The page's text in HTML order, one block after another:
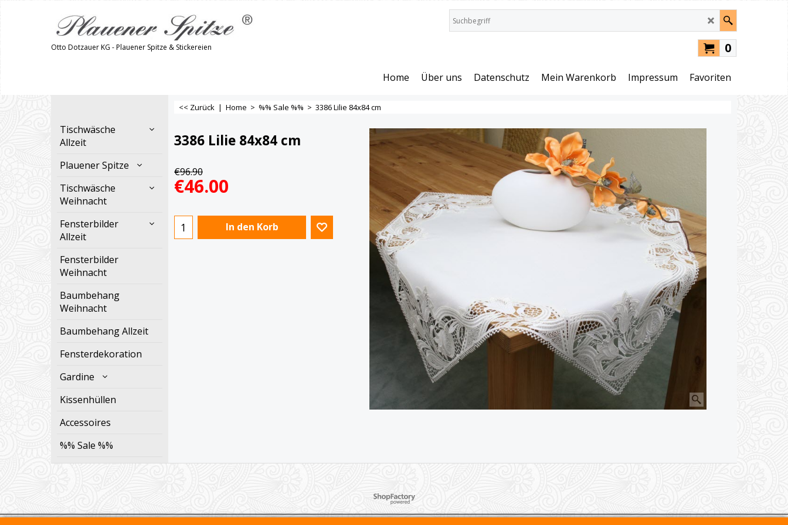
Otto Dotzauer KG - Plauener Spitze & Stickereien 0
Home Über uns Datenschutz Mein Warenkorb Impressum Favoriten
Tischwäsche
Allzeit
Plauener Spitze
Tischwäsche
Weihnacht
Fensterbilder
Allzeit
Fensterbilder
Weihnacht
Baumbehang
Weihnacht
Baumbehang Allzeit
Fensterdekoration
Gardine
Kissenhüllen
Accessoires
%% Sale %%
<< Zurück | Home > %% Sale %% > 3386 Lilie 84x84 cm
3386 Lilie 84x84 cm
€96.90
€46.00
In den Korb
WebShop erstellt mit ShopFactory Shop Software.